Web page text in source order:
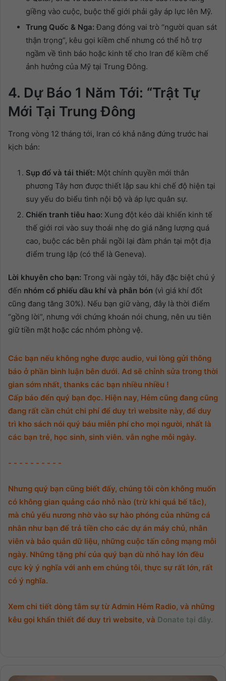
giềng vào cuộc, buộc thế giới phải gây áp lực lên Mỹ.
Trung Quốc & Nga: Đang đóng vai trò “người quan sát
thận trọng”, kêu gọi kiềm chế nhưng có thể hỗ trợ
ngầm về tình báo hoặc kinh tế cho Iran để kiềm chế
ảnh hưởng của Mỹ tại Trung Đông.
4. Dự Báo 1 Năm Tới: “Trật Tự
Mới Tại Trung Đông
Trong vòng 12 tháng tới, Iran có khả năng đứng trước hai
kịch bản:
Sụp đổ và tái thiết: Một chính quyền mới thân
phương Tây hơn được thiết lập sau khi chế độ hiện tại
suy yếu do biểu tình nội bộ và áp lực quân sự.
Chiến tranh tiêu hao: Xung đột kéo dài khiến kinh tế
thế giới rơi vào suy thoái nhẹ do giá năng lượng quá
cao, buộc các bên phải ngồi lại đàm phán tại một địa
điểm trung lập (có thể là Geneva).
Lời khuyên cho bạn: Trong vài ngày tới, hãy đặc biệt chú ý
đến nhóm cổ phiếu dầu khí và phân bón (vì giá khí đốt
cũng đang tăng 30%). Nếu bạn giữ vàng, đây là thời điểm
“gồng lời”, nhưng với chứng khoán nói chung, nên ưu tiên
giữ tiền mặt hoặc các nhóm phòng vệ.
Các bạn nếu không nghe được audio, vui lòng gửi thông
báo ở phần bình luận bên dưới. Ad sẽ chỉnh sửa trong thời
gian sớm nhất, thanks các bạn nhiều nhiều !
Cấp báo đển quý bạn đọc. Hiện nay, Hẻm cũng đang cũng
đang rất cần chút chi phí để duy trì website này, để duy
trì kho sách nói quý báu miễn phí cho mọi người, nhất là
các bạn trẻ, học sinh, sinh viên. vẫn nghe mỗi ngày.
- - - - - - - - - -
Nhưng quý bạn cũng biết đấy, chúng tôi còn không muốn
có không gian quảng cáo nhỏ nào (trừ khi quá bế tắc),
mà chủ yếu nương nhờ vào sự hào phóng của những cá
nhân như bạn để trả tiền cho các dự án máy chủ, nhân
viên và bảo quản dữ liệu, những cuộc tấn công mạng mỗi
ngày. Những tặng phí của quý bạn dù nhỏ hay lớn đều
cực kỳ ý nghĩa với anh em chúng tôi, thực sự rất lớn, rất
có ý nghĩa.
Xem chi tiết dòng tâm sự từ Admin Hẻm Radio, và những
kêu gọi khẩn thiết để duy trì website, và Donate tại đây.